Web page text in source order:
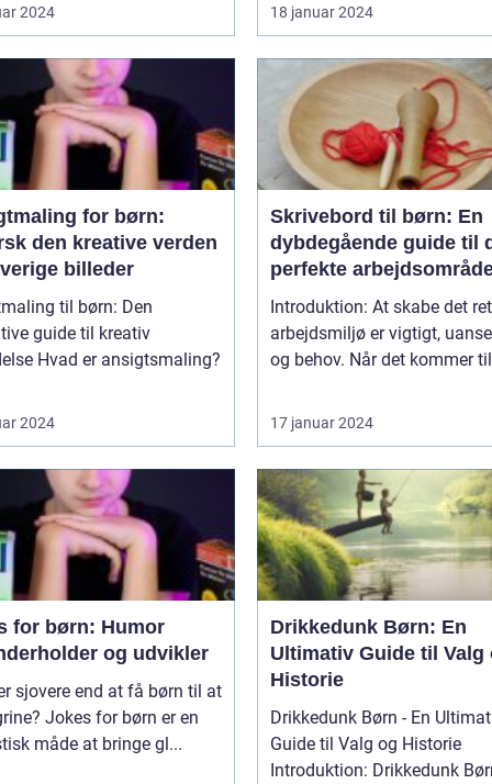
2024 18 januar 2024
for børn:
den kreative verden
billeder
til børn: Den
guide til kreativ
2024
Skrivebord til børn: En
dybdegående guide til
perfekte
Introduktion: At skabe det
arbejdsmiljø er vigtigt,
og behov. Når det kommer
17 januar 2024
for børn: Humor
og udvikler
sjovere end at få børn til at
Jokes for børn er en
måde at bringe gl...
Drikkedunk Børn: En
Ultimativ Guide til Valg
Historie
Drikkedunk Børn - En
Guide til Valg og Historie
Introduktion: Drikkedunk